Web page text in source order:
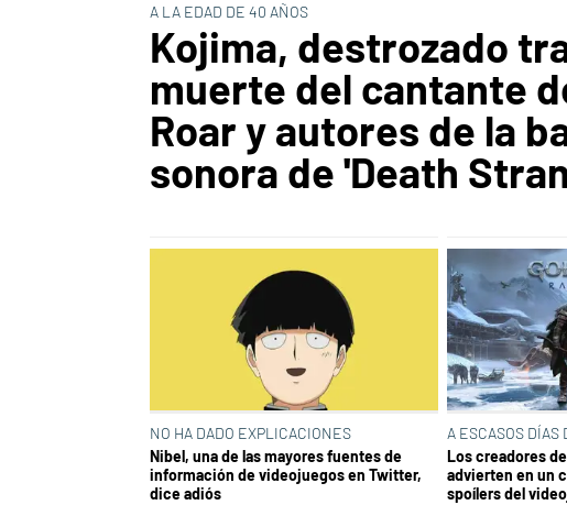
A LA EDAD DE 40 AÑOS
Kojima, destrozado
muerte del cantante
Roar y autores de la
sonora de 'Death
NO HA DADO EXPLICACIONES
Nibel, una de las mayores fuentes de
información de videojuegos en Twitter,
dice adiós
A ESCASOS
Los creadores
advierten en un
spoílers del